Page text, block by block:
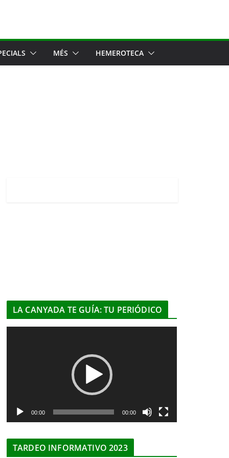
MÉS HEMEROTECA
LA CANYADA TE GUÍA: TU PERIÓDICO
c
00:00 00:00
TARDEO INFORMATIVO 2023